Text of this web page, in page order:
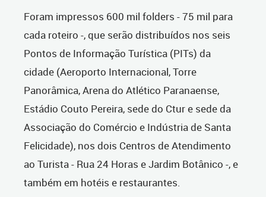
Foram impressos 600 mil folders - 75 mil para
cada roteiro -, que serão distribuídos nos seis
Pontos de Informação Turística (PITs) da
cidade (Aeroporto Internacional, Torre
Panorâmica, Arena do Atlético Paranaense,
Estádio Couto Pereira, sede do Ctur e sede da
Associação do Comércio e Indústria de Santa
Felicidade), nos dois Centros de Atendimento
ao Turista - Rua 24 Horas e Jardim Botânico -, e
também em hotéis e restaurantes.